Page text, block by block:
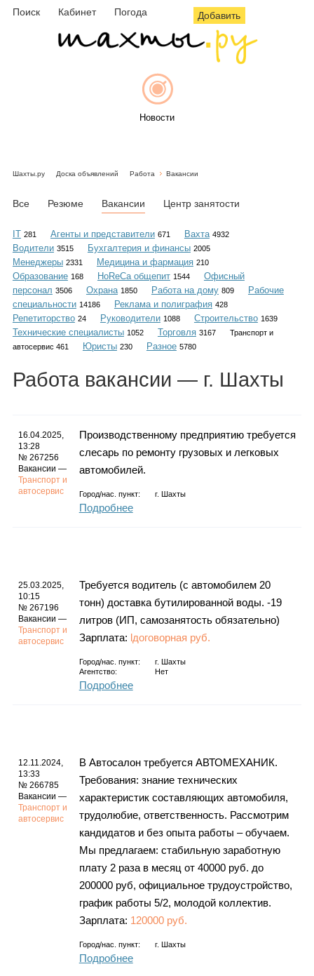
Поиск Кабинет Погода Добавить
Новости
Объявления
Каталог
Инфо
Гороскоп
Фотогалерея
Шахты.ру Доска объявлений Работа Вакансии
Все Резюме Вакансии Центр занятости
IT 281 Агенты и представители 671 Вахта 4932
Водители 3515 Бухгалтерия и финансы 2005
Менеджеры 2331 Медицина и фармация 210
Образование 168 HoReCa общепит 1544
Офисный
персонал 3506 Охрана 1850 Работа на дому 809
Рабочие
специальности 14186 Реклама и полиграфия 428
Репетиторство 24 Руководители 1088 Строительство 1639
Технические специалисты 1052 Торговля 3167
Транспорт и
автосервис 461
Юристы 230 Разное 5780
Работа вакансии — г. Шахты
16.04.2025,
13:28
№ 267256
Вакансии —
Транспорт и
автосервис
Производственному предприятию требуется
слесарь по ремонту грузовых и легковых
автомобилей.
Город/нас. пункт: г. Шахты
Подробнее
25.03.2025,
10:15
№ 267196
Вакансии —
Транспорт и
автосервис
Требуется водитель (с автомобилем 20
тонн) доставка бутилированной воды. -19
литров (ИП, самозанятость обязательно)
Зарплата: lдоговорная руб.
Город/нас. пункт: г.
Шахты
Агентство:
Нет
Подробнее
12.11.2024,
13:33
№ 266785
Вакансии —
Транспорт и
автосервис
В Автосалон требуется АВТОМЕХАНИК.
Требования: знание технических
характеристик составляющих автомобиля,
трудолюбие, ответственность. Рассмотрим
кандидатов и без опыта работы – обучаем.
Мы предлагаем: стабильную заработную
плату 2 раза в месяц от 40000 руб. до
200000 руб, официальное трудоустройство,
график работы 5/2, молодой коллектив.
Зарплата: 120000 руб.
Город/нас. пункт: г. Шахты
Подробнее